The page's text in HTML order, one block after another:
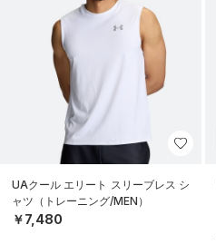
UAクール エリート スリーブレス シ
ャツ（トレーニング/MEN）
￥7,480